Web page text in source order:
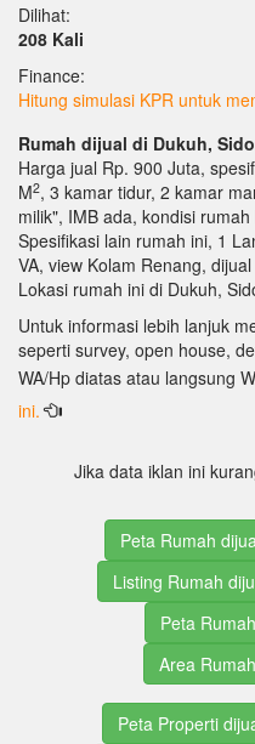
Dilihat:
208 Kali
Finance:
Hitung simulasi KPR untuk
Rumah dijual di Dukuh,
Harga jual Rp. 900 Juta,
M2, 3 kamar tidur, 2 kamar
milik", IMB ada, kondisi rumah
Spesifikasi lain rumah ini, 1
VA, view Kolam Renang,
Lokasi rumah ini di Dukuh,
Untuk informasi lebih lanjuk
seperti survey, open house,
WA/Hp diatas atau langsung
ini.
Jika data iklan ini
Peta Rumah
Listing Rumah
Peta
Area
Peta Properti